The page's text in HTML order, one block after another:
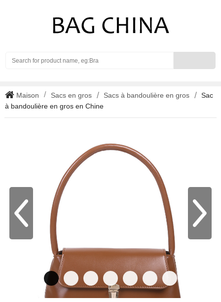
Maison Sacs en gros Sacs à bandoulière en gros
Sac
à bandoulière en gros en Chine